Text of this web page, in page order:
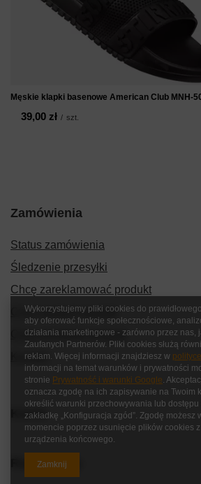
Męskie klapki basenowe American Club MNH-
39,00 zł / szt.
Zamówienia
Status zamówienia
Śledzenie przesyłki
Chcę zareklamować produkt
Chcę zwrócić produkt
Chcę wymienić produkt
Kontakt
Konto
Regulaminy
Wykorzystujemy pliki cookies do
aby oferować funkcje społecznościowe,
działania marketingowe - zarówno przez nas,
Zaufanych Partnerów. Pliki cookies służą
reklam. Więcej informacji znajdziesz w
informacji na temat warunków i prywatności
stronie Prywatność i warunki Google.
oznacza zgodę na ich zapisywanie na Twoim
określić warunki przechowywania lub
zakładkę „Konfiguracja zgód”. Zgodę możesz
momencie poprzez usunięcie plików cookies
urządzenia końcowego.
Zamknij